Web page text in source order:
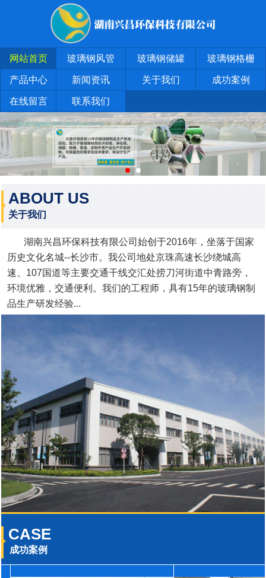
网站首页 玻璃钢风管 玻璃钢储罐 玻璃钢格栅
产品中心 新闻资讯 关于我们 成功案例
在线留言 联系我们
ABOUT US
关于我们
湖南兴昌环保科技有限公司始创于2016年，坐落于国家
历史文化名城--长沙市。我公司地处京珠高速长沙绕城高
速、107国道等主要交通干线交汇处捞刀河街道中青路旁，
环境优雅，交通便利。我们的工程师，具有15年的玻璃钢制
品生产研发经验...
CASE
成功案例